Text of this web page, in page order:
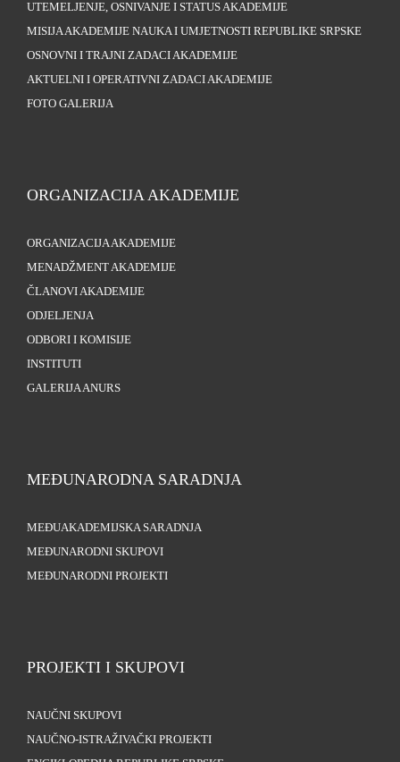
UTEMELJENJE, OSNIVANJE I STATUS AKADEMIJE
MISIJA AKADEMIJE NAUKA I UMJETNOSTI REPUBLIKE SRPSKE
OSNOVNI I TRAJNI ZADACI AKADEMIJE
AKTUELNI I OPERATIVNI ZADACI AKADEMIJE
FOTO GALERIJA
ORGANIZACIJA AKADEMIJE
ORGANIZACIJA AKADEMIJE
MENADŽMENT AKADEMIJE
ČLANOVI AKADEMIJE
ODJELJENJA
ODBORI I KOMISIJE
INSTITUTI
GALERIJA ANURS
MEĐUNARODNA SARADNJA
MEĐUAKADEMIJSKA SARADNJA
MEĐUNARODNI SKUPOVI
MEĐUNARODNI PROJEKTI
PROJEKTI I SKUPOVI
NAUČNI SKUPOVI
NAUČNO-ISTRAŽIVAČKI PROJEKTI